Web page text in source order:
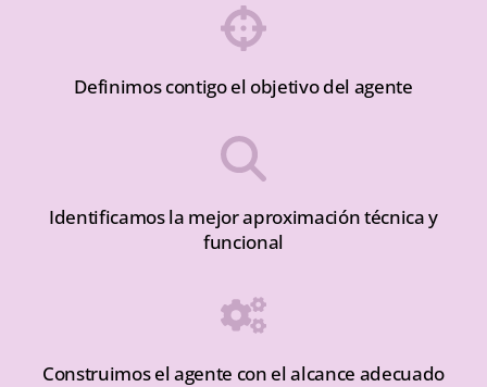
Definimos contigo el objetivo del agente
Identificamos la mejor aproximación técnica y
funcional
Construimos el agente con el alcance adecuado